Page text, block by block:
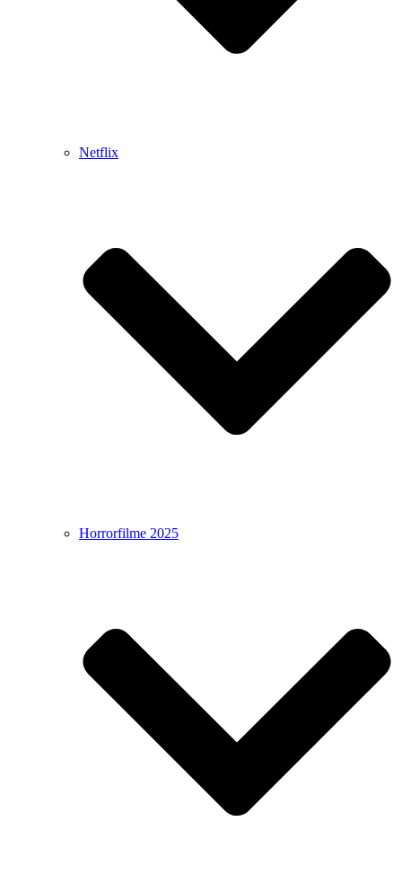
Netflix
Horrorfilme 2025